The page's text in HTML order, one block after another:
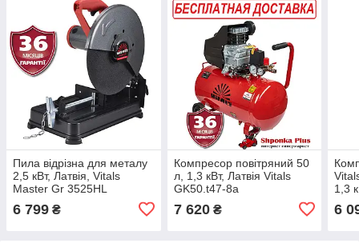
Пила відрізна для металу
2,5 кВт, Латвія, Vitals
Master Gr 3525HL
6 799 ₴
Компресор повітряний 50
л, 1,3 кВт, Латвія Vitals
GK50.t47-8a
7 620₴
1,3
6